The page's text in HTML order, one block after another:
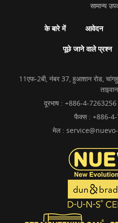
सामान्य
के बारे में आवेदन
पूछे जाने वाले प्रश्न
11एफ-2बी, नंबर 37, हुआशान रोड,
ताइवान
दूरभाष : +886-4-
फैक्स : +886-
मेल :